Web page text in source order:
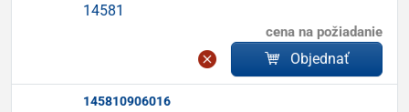
14581
cena na požiadanie
Objednať
145810906016